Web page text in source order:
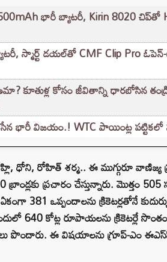
భారీ బ్యాటరీ, Kirin 8020 చిప్‌తో
స్మార్ట్ డయల్‌తో CMF Clip Pro
కూతుళ్ల కోసం జీవితాన్ని ధారబోసిన
భారీ విజయం.! WTC పాయింట్ల పట్టికలో
ధోని, రోహిత్‌ శర్మ.. ఈ ముగ్గురూ వాణిజ్య
బ్రాండ్లకు ప్రచారం చేస్తున్నారు. మొత్తం
381 ఒప్పందాలను క్రికెటర్లతోనే
640 కోట్ల రూపాయలను క్రికెటర్లే
పొందారు. ఈ విషయాలను గ్రూప్‌-ఎం